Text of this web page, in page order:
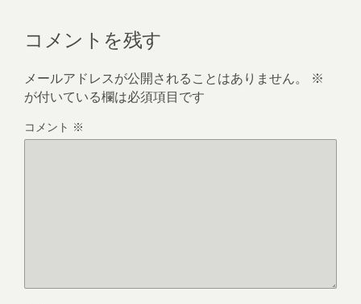
コメントを残す
メールアドレスが公開されることはありません。
※
が付いている欄は必須項目です
コメント ※